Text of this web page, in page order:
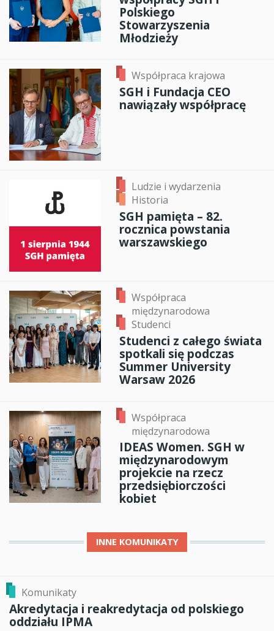
Polskiego
Stowarzyszenia
Młodzieży
Współpraca krajowa
SGH i Fundacja CEO
nawiązały współpracę
Ludzie i wydarzenia
Historia
SGH pamięta – 82.
rocznica powstania
warszawskiego
Współpraca
międzynarodowa
Studenci
Studenci z całego świata
spotkali się podczas
Summer University
Warsaw 2026
Współpraca
międzynarodowa
IDEAS Women. SGH w
międzynarodowym
projekcie na rzecz
przedsiębiorczości
kobiet
INNE KOMUNIKATY
Komunikaty
Akredytacja i reakredytacja od polskiego
oddziału IPMA